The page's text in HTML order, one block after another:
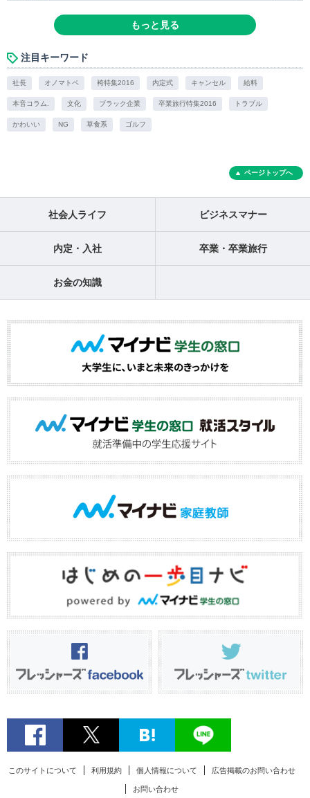
もっと見る
注目キーワード
社長 オノマトペ 袴特集2016 内定式 キャンセル 給料
本音コラム. 文化 ブラック企業 卒業旅行特集2016 トラブル
かわいい NG 草食系 ゴルフ
ページトップへ
社会人ライフ ビジネスマナー
内定・入社 卒業・卒業旅行
お金の知識
このサイトについて 利用規約 個人情報について 広告掲載のお問い合わせ
お問い合わせ